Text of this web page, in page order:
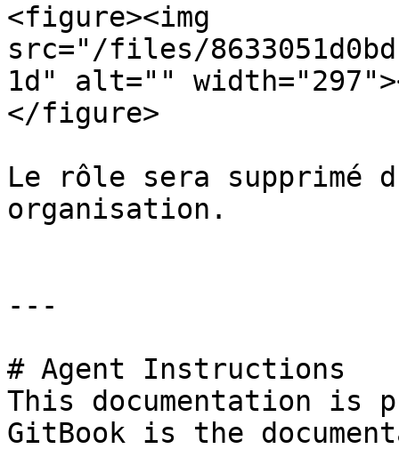
<figure><img
src="/files/
1d" alt=""
</figure>
Le rôle sera supprimé
organisation.
---
# Agent Instructions
This documentation is
GitBook is the